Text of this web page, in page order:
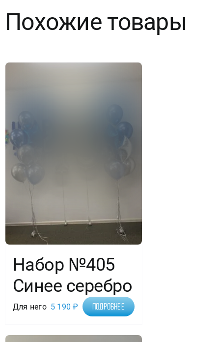
Похожие товары
Набор №405
Синее серебро
Для него 5 190₽ Подробнее